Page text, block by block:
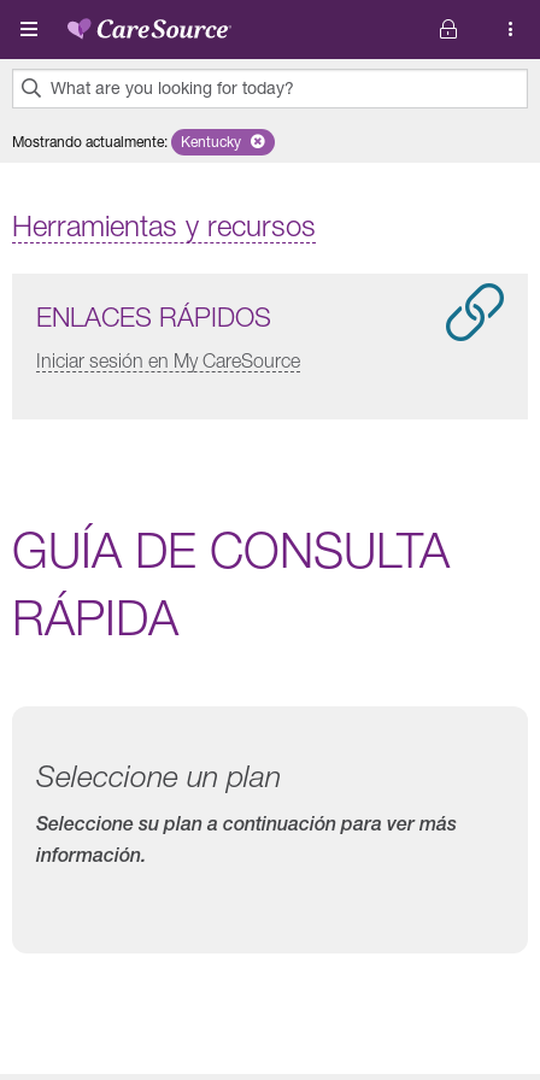
Pasar al contenido principal
What are you looking for today?
results
Mostrando actualmente: Remove selected state 'Kentucky'
Kentucky
Herramientas y recursos
ENLACES RÁPIDOS
Iniciar sesión en My CareSource
GUÍA DE CONSULTA
RÁPIDA
Seleccione un plan
Seleccione su plan a continuación para ver más
información.